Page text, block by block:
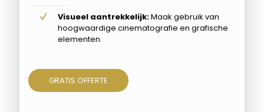
Visueel aantrekkelijk:Maak gebruik van
hoogwaardige cinematografie en grafische
elementen.
GRATIS OFFERTE